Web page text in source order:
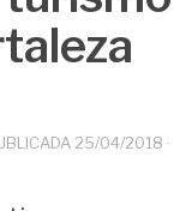
25/04/2018 ·